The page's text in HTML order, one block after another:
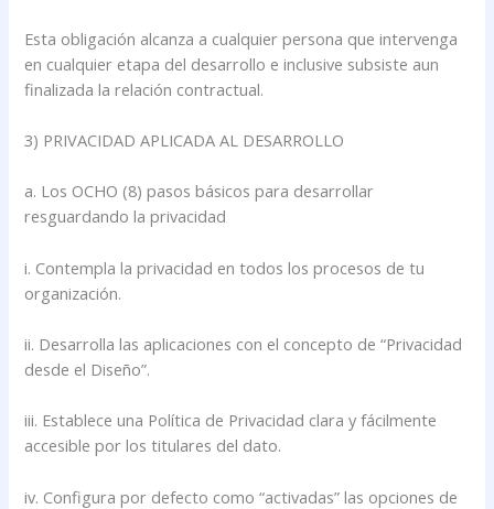
Esta obligación alcanza a cualquier persona que intervenga
en cualquier etapa del desarrollo e inclusive subsiste aun
finalizada la relación contractual.
3) PRIVACIDAD APLICADA AL DESARROLLO
a. Los OCHO (8) pasos básicos para desarrollar
resguardando la privacidad
i. Contempla la privacidad en todos los procesos de tu
organización.
ii. Desarrolla las aplicaciones con el concepto de “Privacidad
desde el Diseño”.
iii. Establece una Política de Privacidad clara y fácilmente
accesible por los titulares del dato.
iv. Configura por defecto como “activadas” las opciones de